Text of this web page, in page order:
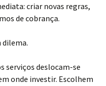
criar novas regras,
de cobrança.
dilema.
serviços deslocam-se
onde investir. Escolhem